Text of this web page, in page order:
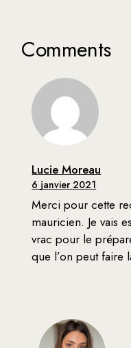
Comments
Lucie Moreau
6 janvier 2021
Merci pour cette
mauricien. Je vais
vrac pour le
que l’on peut faire